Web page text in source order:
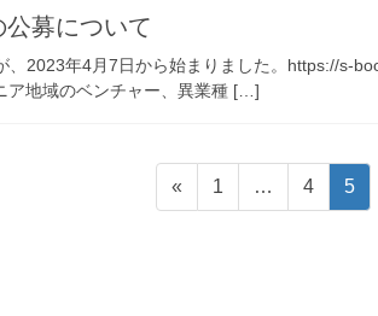
募について
、2023年4月7日から始まりました。https://s-
ア地域のベンチャー、異業種 […]
«
固
定
1 …
固
定
4
固
定
5